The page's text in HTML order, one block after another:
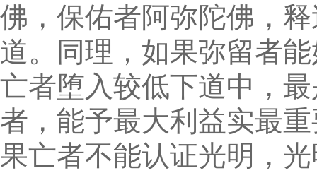
佛，保佑者阿弥陀佛，
道。同理，如果弥留者
亡者堕入较低下道中，
者，能予最大利益实最
果亡者不能认证光明，